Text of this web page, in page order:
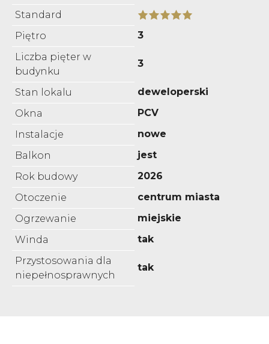
Standard
Piętro
3
Liczba pięter w
budynku
3
Stan lokalu
deweloperski
Okna
PCV
Instalacje
nowe
Balkon
jest
Rok budowy
2026
Otoczenie
centrum miasta
Ogrzewanie
miejskie
Winda
tak
Przystosowania dla
niepełnosprawnych
tak